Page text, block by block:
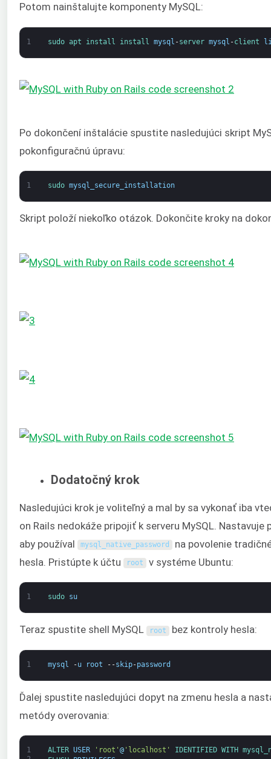
Potom nainštalujte komponenty MySQL:
1 sudo apt install install mysql -server mysql -client
Po dokončení inštalácie spustite nasledujúci skript
pokonfiguračnú úpravu:
1 sudo mysql_secure_installation
Skript položí niekoľko otázok. Dokončite kroky na
Dodatočný krok
Nasledujúci krok je voliteľný a mal by sa vykonať iba
on Rails nedokáže pripojiť k serveru MySQL.
aby používal
mysql_native_password na povolenie
hesla. Pristúpte k účtu
root v systéme Ubuntu:
1 sudo su
Teraz spustite shell MySQL root bez kontroly hesla:
1 mysql -u root --skip-password
Ďalej spustite nasledujúci dopyt na zmenu hesla a
metódy overovania:
1
ALTER USER 'root' @'localhost' IDENTIFIED WITH